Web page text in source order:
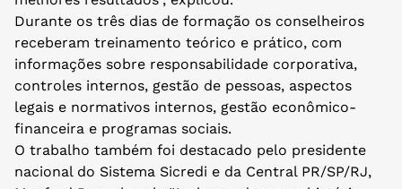
Durante os três dias de formação os conselheiros
receberam treinamento teórico e prático, com
informações sobre responsabilidade corporativa,
controles internos, gestão de pessoas, aspectos
legais e normativos internos, gestão econômico-
financeira e programas sociais.
O trabalho também foi destacado pelo presidente
nacional do Sistema Sicredi e da Central PR/SP/RJ,